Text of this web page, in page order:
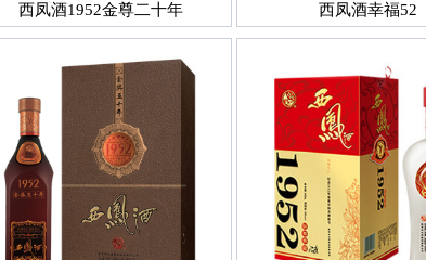
西凤酒1952金尊二十年 西凤酒幸福52